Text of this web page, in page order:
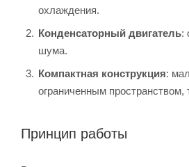
охлаждения.
Конденсаторный двигатель:
шума.
Компактная конструкция:
ограниченным пространством,
Принцип работы